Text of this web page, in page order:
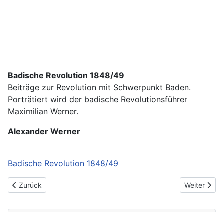
Badische Revolution 1848/49
Beiträge zur Revolution mit Schwerpunkt Baden.
Porträtiert wird der badische Revolutionsführer
Maximilian Werner.
Alexander Werner
Badische Revolution 1848/49
Vorheriger Beitrag: Pultlegende Carlos Kleiber
Zurück Nächster
Weiter